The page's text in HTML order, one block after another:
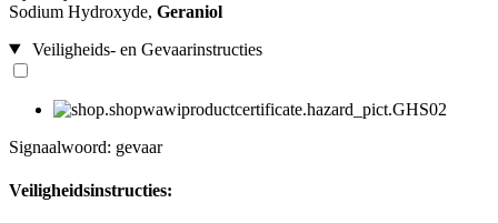
Sodium Hydroxyde, Geraniol
Veiligheids- en Gevaarinstructies
Signaalwoord: gevaar
Veiligheidsinstructies: